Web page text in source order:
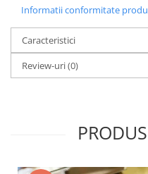
Informatii conformitate
Caracteristici
Review-uri(0)